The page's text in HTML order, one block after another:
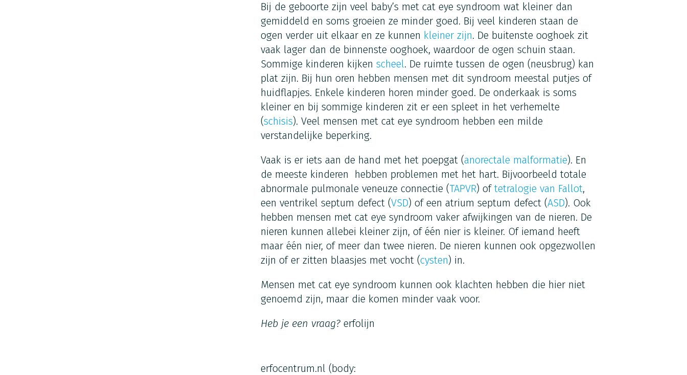
Bij de geboorte zijn veel baby’s met cat eye syndroom wat kleiner dan
gemiddeld en soms groeien ze minder goed. Bij veel kinderen staan de
ogen verder uit elkaar en ze kunnen kleiner zijn. De buitenste ooghoek zit
vaak lager dan de binnenste ooghoek, waardoor de ogen schuin staan.
Sommige kinderen kijken scheel. De ruimte tussen de ogen (neusbrug) kan
plat zijn. Bij hun oren hebben mensen met dit syndroom meestal putjes of
huidflapjes. Enkele kinderen horen minder goed. De onderkaak is soms
kleiner en bij sommige kinderen zit er een spleet in het verhemelte
(schisis). Veel mensen met cat eye syndroom hebben een milde
verstandelijke beperking.
Vaak is er iets aan de hand met het poepgat (anorectale malformatie). En
de meeste kinderen hebben problemen met het hart. Bijvoorbeeld totale
abnormale pulmonale veneuze connectie (TAPVR) of tetralogie van Fallot,
een ventrikel septum defect (VSD) of een atrium septum defect (ASD). Ook
hebben mensen met cat eye syndroom vaker afwijkingen van de nieren. De
nieren kunnen allebei kleiner zijn, of één nier is kleiner. Of iemand heeft
maar één nier, of meer dan twee nieren. De nieren kunnen ook opgezwollen
zijn of er zitten blaasjes met vocht (cysten) in.
Mensen met cat eye syndroom kunnen ook klachten hebben die hier niet
genoemd zijn, maar die komen minder vaak voor.
Heb je een vraag? erfolijn
erfocentrum.nl (body: